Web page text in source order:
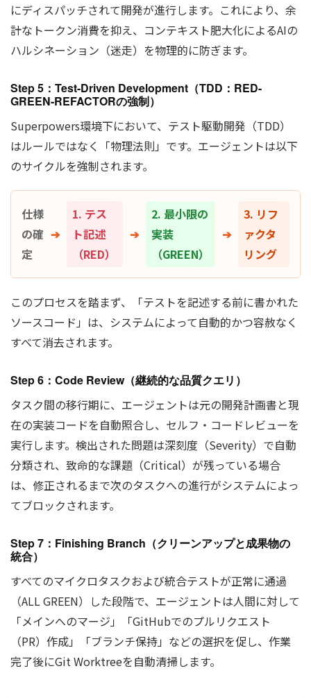
にディスパッチされて開発が進行します。これにより、余
計なトークン消費を抑え、コンテキスト肥大化によるAIの
ハルシネーション（迷走）を物理的に防ぎます。
Step 5：Test-Driven Development（TDD：RED-
GREEN-REFACTORの強制）
Superpowers環境下において、テスト駆動開発（TDD）
はルールではなく「物理法則」です。エージェントは以下
のサイクルを強制されます。
仕様
の確
定
➔
1. テス
ト記述
（RED）
➔
2. 最小限の
実装
（GREEN）
➔
3. リフ
ァクタ
リング
このプロセスを踏まず、「テストを記述する前に書かれた
ソースコード」は、システムによって自動的かつ容赦なく
すべて消去されます。
Step 6：Code Review（継続的な品質クエリ）
タスク間の移行期に、エージェントは元の開発計画書と現
在の実装コードを自動照合し、セルフ・コードレビューを
実行します。検出された問題は深刻度（Severity）で自動
分類され、致命的な課題（Critical）が残っている場合
は、修正されるまで次のタスクへの進行がシステムによっ
てブロックされます。
Step 7：Finishing Branch（クリーンアップと成果物の
統合）
すべてのマイクロタスクおよび統合テストが正常に通過
（ALL GREEN）した段階で、エージェントは人間に対して
「メインへのマージ」「GitHubでのプルリクエスト
（PR）作成」「ブランチ保持」などの選択を促し、作業
完了後にGit Worktreeを自動清掃します。